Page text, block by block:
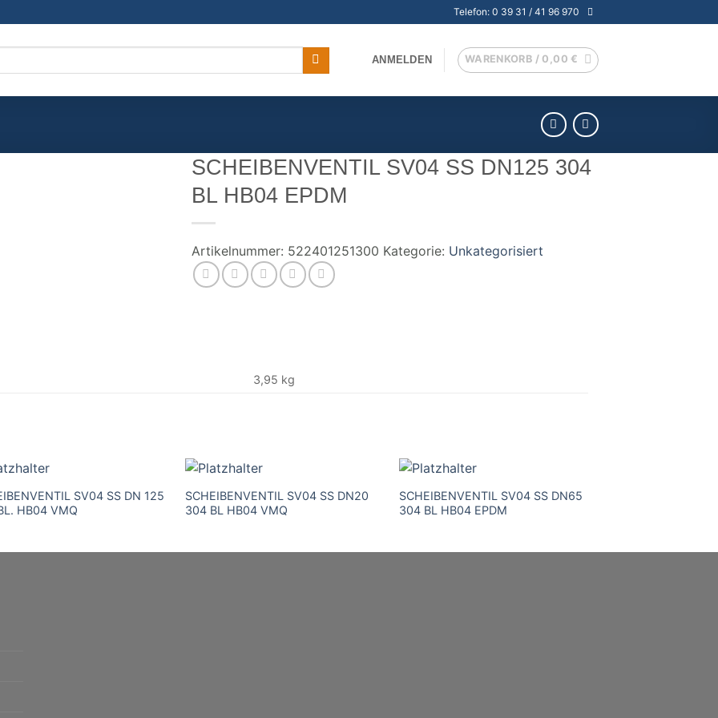
Telefon: 0 39 31 / 41 96 970
ANMELDEN WARENKORB / 0,00€
SCHEIBENVENTIL SV04 SS DN125 304
BL HB04 EPDM
Artikelnummer: 522401251300 Kategorie: Unkategorisiert
3,95 kg
SV04 SS DN 125
HB04 VMQ
SCHEIBENVENTIL SV04 SS DN20
304 BL HB04 VMQ
SCHEIBENVENTIL SV04 SS DN65
304 BL HB04 EPDM